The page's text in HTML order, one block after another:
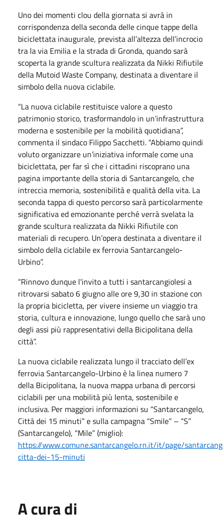
Uno dei momenti clou della giornata si avrà in
corrispondenza della seconda delle cinque tappe della
biciclettata inaugurale, prevista all’altezza dell’incrocio
tra la via Emilia e la strada di Gronda, quando sarà
scoperta la grande scultura realizzata da Nikki Rifiutile
della Mutoid Waste Company, destinata a diventare il
simbolo della nuova ciclabile.
“La nuova ciclabile restituisce valore a questo
patrimonio storico, trasformandolo in un’infrastruttura
moderna e sostenibile per la mobilità quotidiana”,
commenta il sindaco Filippo Sacchetti. “Abbiamo quindi
voluto organizzare un’iniziativa informale come una
biciclettata, per far sì che i cittadini riscoprano una
pagina importante della storia di Santarcangelo, che
intreccia memoria, sostenibilità e qualità della vita. La
seconda tappa di questo percorso sarà particolarmente
significativa ed emozionante perché verrà svelata la
grande scultura realizzata da Nikki Rifiutile con
materiali di recupero. Un’opera destinata a diventare il
simbolo della ciclabile ex ferrovia Santarcangelo-
Urbino”.
“Rinnovo dunque l'invito a tutti i santarcangiolesi a
ritrovarsi sabato 6 giugno alle ore 9,30 in stazione con
la propria bicicletta, per vivere insieme un viaggio tra
storia, cultura e innovazione, lungo quello che sarà uno
degli assi più rappresentativi della Bicipolitana della
città”.
La nuova ciclabile realizzata lungo il tracciato dell’ex
ferrovia Santarcangelo-Urbino è la linea numero 7
della Bicipolitana, la nuova mappa urbana di percorsi
ciclabili per una mobilità più lenta, sostenibile e
inclusiva. Per maggiori informazioni su “Santarcangelo,
Città dei 15 minuti” e sulla campagna “Smile” – “S”
(Santarcangelo), “Mile” (miglio):
https://www.comune.santarcangelo.rn.it/it/page/
citta-dei-15-minuti
A cura di